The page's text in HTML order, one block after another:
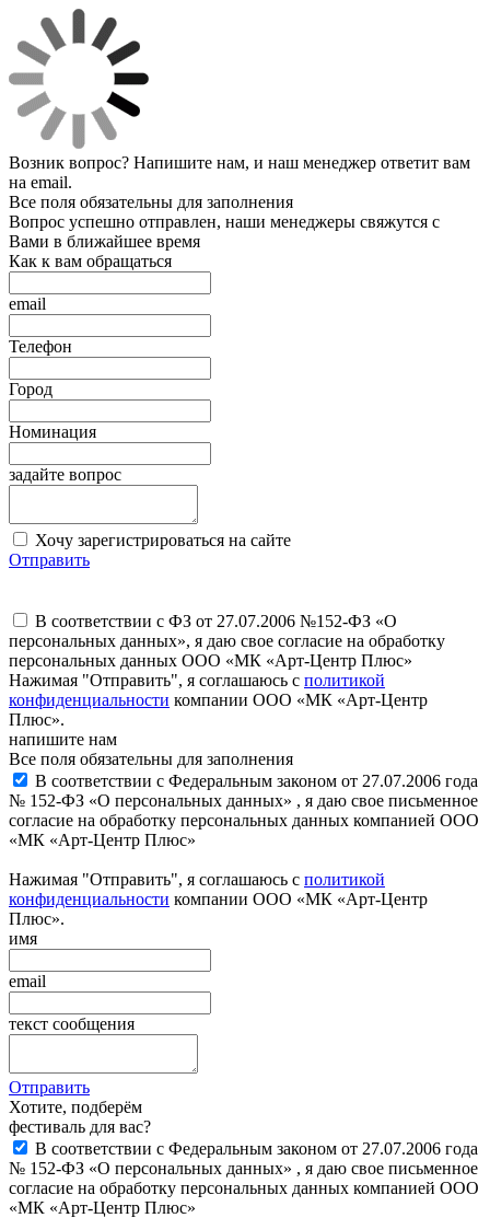
Возник вопрос? Напишите нам, и наш менеджер ответит вам
на email.
Все поля обязательны для заполнения
Вопрос успешно отправлен, наши менеджеры свяжутся с
Вами в ближайшее время
Как к вам обращаться
email
Телефон
Город
Номинация
задайте вопрос
Хочу зарегистрироваться на сайте
Отправить
В соответствии с ФЗ от 27.07.2006 №152-ФЗ «О
персональных данных», я даю свое согласие на обработку
персональных данных ООО «МК «Арт-Центр Плюс»
Нажимая "Отправить", я соглашаюсь с политикой
конфиденциальности компании ООО «МК «Арт-Центр
Плюс».
напишите нам
Все поля обязательны для заполнения
В соответствии с Федеральным законом от 27.07.2006 года
№ 152-ФЗ «О персональных данных» , я даю свое письменное
согласие на обработку персональных данных компанией ООО
«МК «Арт-Центр Плюс»
Нажимая "Отправить", я соглашаюсь с политикой
конфиденциальности компании ООО «МК «Арт-Центр
Плюс».
имя
email
текст сообщения
Отправить
Хотите, подберём
фестиваль для вас?
В соответствии с Федеральным законом от 27.07.2006 года
№ 152-ФЗ «О персональных данных» , я даю свое письменное
согласие на обработку персональных данных компанией ООО
«МК «Арт-Центр Плюс»